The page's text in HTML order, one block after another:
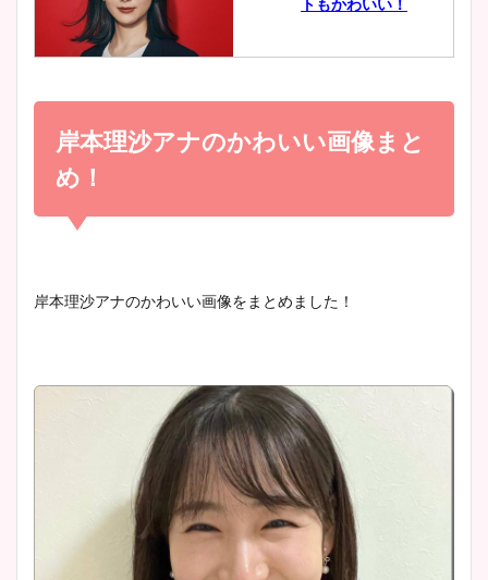
とめ！美脚や水着姿に年齢も
宇賀神メグアナのニット画像
池谷実悠アナのメガネ画像が
小室瑛莉子のカップ画像まと
め！足が美脚でニット衣装も
かわいい！
wikiプロフもチェック！
大家彩香アナのかわいいカッ
プ画像まとめ！同期や実家に
wikiプロフも！
安藤萌々アナのカップ画像や
岸本理沙アナのかわいい画像まと
め！
岸本理沙アナのかわいい画像をまとめました！